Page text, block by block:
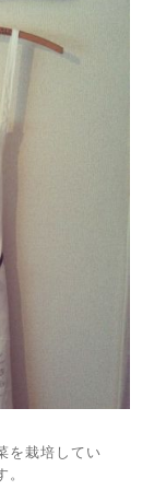
を栽培してい